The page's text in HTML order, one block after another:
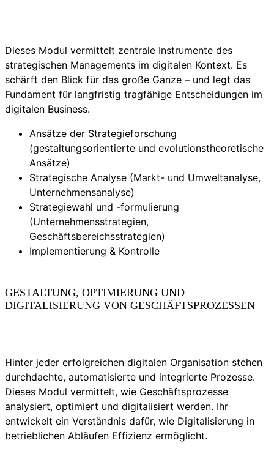
Dieses Modul vermittelt zentrale Instrumente des
strategischen Managements im digitalen Kontext. Es
schärft den Blick für das große Ganze – und legt das
Fundament für langfristig tragfähige Entscheidungen im
digitalen Business.
Ansätze der Strategieforschung
(gestaltungsorientierte und evolutionstheoretische
Ansätze)
Strategische Analyse (Markt- und Umweltanalyse,
Unternehmensanalyse)
Strategiewahl und -formulierung
(Unternehmensstrategien,
Geschäftsbereichsstrategien)
Implementierung & Kontrolle
GESTALTUNG, OPTIMIERUNG UND
DIGITALISIERUNG VON GESCHÄFTSPROZESSEN
Hinter jeder erfolgreichen digitalen Organisation stehen
durchdachte, automatisierte und integrierte Prozesse.
Dieses Modul vermittelt, wie Geschäftsprozesse
analysiert, optimiert und digitalisiert werden. Ihr
entwickelt ein Verständnis dafür, wie Digitalisierung in
betrieblichen Abläufen Effizienz ermöglicht.